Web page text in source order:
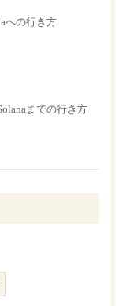
への行き方
までの行き方